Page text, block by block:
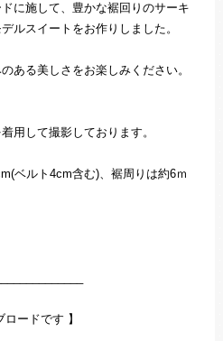
に施して、豊かな裾回りのサーキ
ルスイートをお作りしました。
ある美しさをお楽しみください。
用して撮影しております。
ベルト4cm含む)、裾周りは約6ｍ
ードです 】